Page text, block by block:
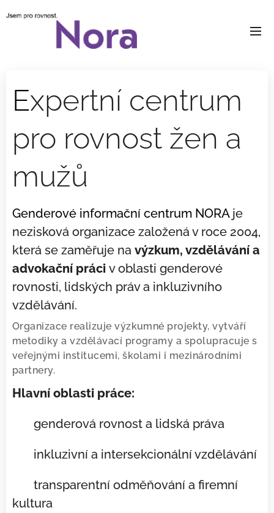
Expertní centrum
pro rovnost žen a
mužů
Genderové informační centrum NORAje
nezisková organizace založená v roce 2004,
která se zaměřuje na výzkum, vzdělávání a
advokační práci v oblasti genderové
rovnosti, lidských práv a inkluzivního
vzdělávání.
Organizace realizuje výzkumné projekty, vytváří
metodiky a vzdělávací programy a spolupracuje s
veřejnými institucemi, školami i mezinárodními
partnery.
Hlavní oblasti práce:
✔ genderová rovnost a lidská práva
✔ inkluzivní a intersekcionální vzdělávání
✔ transparentní odměňování a firemní
kultura